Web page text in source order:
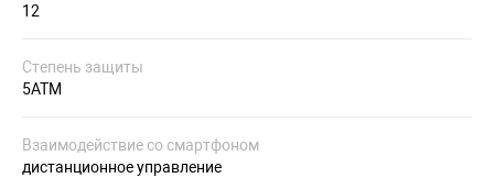
12
Степень защиты
5ATM
Взаимодействие со смартфоном
дистанционное управление